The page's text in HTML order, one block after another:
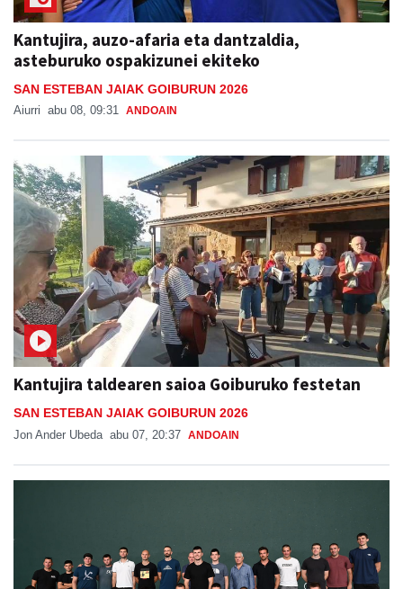
Kantujira, auzo-afaria eta dantzaldia,
asteburuko ospakizunei ekiteko
SAN ESTEBAN JAIAK GOIBURUN 2026
Aiurri abu 08, 09:31 ANDOAIN
Kantujira taldearen saioa Goiburuko festetan
SAN ESTEBAN JAIAK GOIBURUN 2026
Jon Ander Ubeda abu 07, 20:37 ANDOAIN